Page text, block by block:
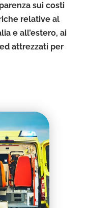
sui costi
relative al
e all’estero, ai
attrezzati per